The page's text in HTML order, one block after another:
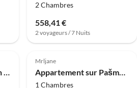
2 Chambres
558,41 €
2 voyageurs / 7 Nuits
Appartement à Pašman près de la plage
Mrljane
Appartement sur Pašman près de Plage Lucina
1 Chambres